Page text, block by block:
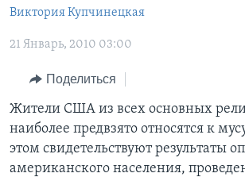
навигации
Перейти
поиск
НОВОСТИ ЗА МИНУТУ
ИТОГИ
ПОЧЕМУ ЭТО ВАЖНО?
ДИСКУССИЯ VOA
ДЕТАЛИ
НЬЮ-ЙОРК NEW YORK
УЧИМ АНГЛИЙСКИЙ
НАША АМЕРИКАНСКАЯ ИСТОРИЯ
А КАК В АМЕРИКЕ?
АРТЕФАКТЫ
АМЕРИКАНСКИЕ ГОРОДКИ
ТЕСТЫ
ЭКСПЕРТИЗА
ИНТЕРВЬЮ
ФАКТЫ ПРОТИВ ФЕЙКОВ
ЗА СВОБОДУ ПРЕССЫ
УЧИМ АНГЛИЙСКИЙ
ВИДЕО
Виктория Купчинецкая
21 Январь, 2010 03:00
Поделиться
Жители США из всех основных
наиболее предвзято относятся к
этом свидетельствуют результаты
американского населения,